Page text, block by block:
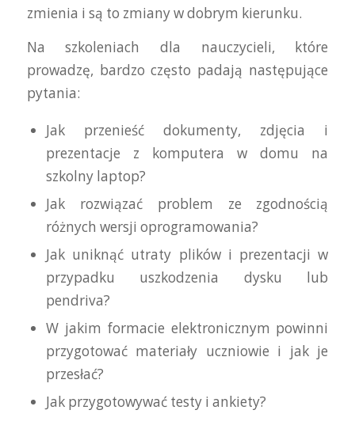
zmienia i są to zmiany w dobrym kierunku.
Na szkoleniach dla nauczycieli, które
prowadzę, bardzo często padają następujące
pytania:
Jak przenieść dokumenty, zdjęcia i
prezentacje z komputera w domu na
szkolny laptop?
Jak rozwiązać problem ze zgodnością
różnych wersji oprogramowania?
Jak uniknąć utraty plików i prezentacji w
przypadku uszkodzenia dysku lub
pendriva?
W jakim formacie elektronicznym powinni
przygotować materiały uczniowie i jak je
przesłać?
Jak przygotowywać testy i ankiety?